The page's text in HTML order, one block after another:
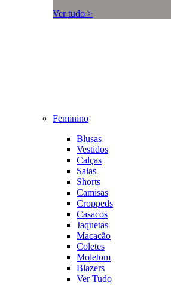
Ver tudo >
Feminino
Blusas
Vestidos
Calças
Saias
Shorts
Camisas
Croppeds
Casacos
Jaquetas
Macacão
Coletes
Moletom
Blazers
Ver Tudo